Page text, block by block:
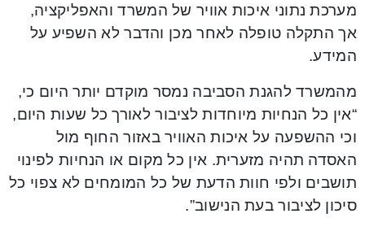
מערכת נתוני איכות אוויר של המשרד והאפליקציה,
אך התקלה טופלה לאחר מכן והדבר לא השפיע על
המידע.
מהמשרד להגנת הסביבה נמסר מוקדם יותר היום כי,
“אין כל הנחיות מיוחדות לציבור לאורך כל שעות היום,
וכי ההשפעה על איכות האוויר באזור החוף מול
האסדה תהיה מזערית. אין כל מקום או הנחיות לפינוי
תושבים ולפי חוות הדעת של כל המומחים לא צפוי כל
סיכון לציבור בעת הנישוב”.